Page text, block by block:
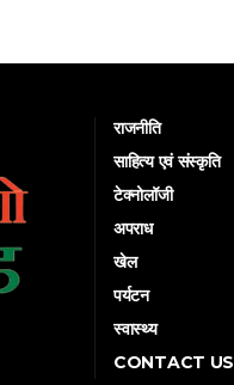
राजनीति
साहित्य एवं संस्कृति
टेक्नोलॉजी
अपराध
खेल
पर्यटन
स्वास्थ्य
CONTACT US